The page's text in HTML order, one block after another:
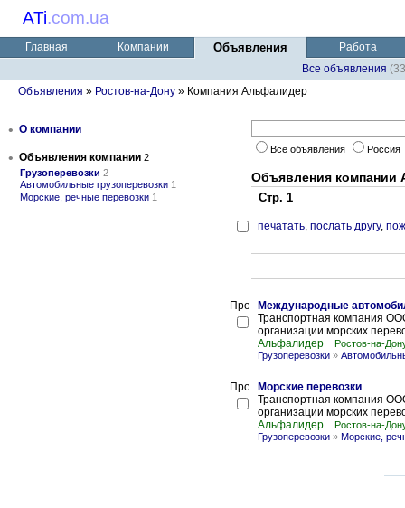
ATi.com.ua
Главная Компании Объявления
Работа
Все объявления
Объявления » Ростов-на-Дону » Компания Альфалидер
• О компании
• Объявления компании 2
Грузоперевозки 2
Автомобильные грузоперевозки 1
Морские, речные перевозки 1
Все объявления Россия
Объявления компании
Стр. 1
печатать, послать другу,
Международные
Транспортная компания
организации морских
Альфалидер
Ростов-на-
Грузоперевозки »
Морские перевозки
Транспортная компания
организации морских
Альфалидер
Ростов-на-
Грузоперевозки » Морские,